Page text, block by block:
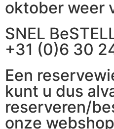
oktober weer
SNEL
+31 (0)6 30
Een
kunt u dus
reserveren/
onze